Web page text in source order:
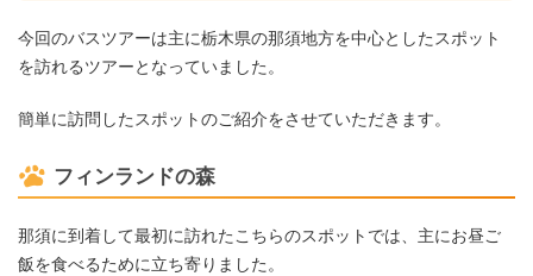
今回のバスツアーは主に栃木県の那須地方を中心としたスポット
を訪れるツアーとなっていました。
簡単に訪問したスポットのご紹介をさせていただきます。
フィンランドの森
那須に到着して最初に訪れたこちらのスポットでは、主にお昼ご
飯を食べるために立ち寄りました。